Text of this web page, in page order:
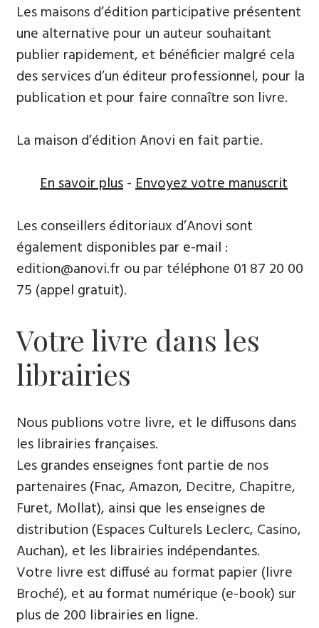
Les maisons d’édition participative présentent
une alternative pour un auteur souhaitant
publier rapidement, et bénéficier malgré cela
des services d’un éditeur professionnel, pour la
publication et pour faire connaître son livre.
La maison d’édition Anovi en fait partie.
En savoir plus-Envoyez votre manuscrit
Les conseillers éditoriaux d’Anovi sont
également disponibles par e-mail :
edition@anovi.fr ou par téléphone ​​0​1 87 20 00
75 (appel gratuit).
Votre livre dans les
librairies
Nous publions votre livre, et le diffusons dans
les librairies françaises​.
Les grandes enseignes font partie de nos
partenaires (Fnac, Amazon, Decitre, Chapitre,
Furet, Mollat), ainsi que les enseignes de
distribution (Espaces Culturels Leclerc, Casino,
Auchan), et les librairies indépendantes.
Votre livre est diffusé au format papier (livre
Broché), et au format numérique (e-book) sur
plus de 200 librairies en ligne.